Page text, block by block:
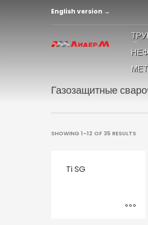
English version →
Газозащитные
SHOWING 1–12 OF 35 RESULTS
Ti SG